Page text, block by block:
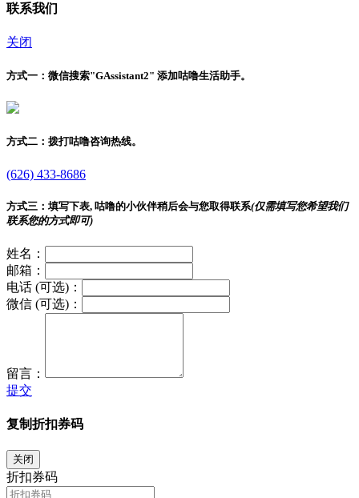
联系我们
关闭
方式一： 微信搜索"GAssistant2" 添加咕噜生活助手。
方式二： 拨打咕噜咨询热线。
(626) 433-8686
方式三： 填写下表, 咕噜的小伙伴稍后会与您取得联系(仅需填写您希望我们
联系您的方式即可)
姓名：
邮箱：
电话 (可选)：
微信 (可选)：
留言：
提交
复制折扣券码
关闭
折扣券码